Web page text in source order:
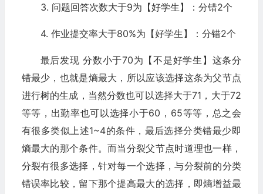
3. 问题回答次数大于9为【好学生】：分错2个
4. 作业提交率大于80%为【好学生】：分错2个
最后发现 分数小于70为【不是好学生】这条分
错最少，也就是熵最大，所以应该选择这条为父节点
进行树的生成，当然分数也可以选择大于71，大于72
等等，出勤率也可以选择小于60，65等等，总之会
有很多类似上述1~4的条件，最后选择分类错最少即
熵最大的那个条件。而当分裂父节点时道理也一样，
分裂有很多选择，针对每一个选择，与分裂前的分类
错误率比较，留下那个提高最大的选择，即熵增益最